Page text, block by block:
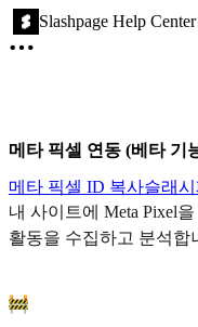
Slashpage Help Center
메타 픽셀 연동 (베타 기
메타 픽셀 ID 복사슬래
내 사이트에 Meta Pixel
활동을 수집하고 분석합